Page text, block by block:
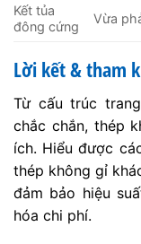
Kết tủa
đông cứng
Vừa
Lời kết & tham
Từ cấu trúc
chắc chắn, thép
ích. Hiểu được
thép không gỉ
đảm bảo hiệu
hóa chi phí.